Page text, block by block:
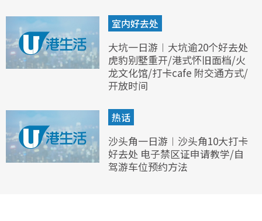
室内好去处
大坑一日游︱大坑逾20个好去处
虎豹别墅重开/港式怀旧面档/火
龙文化馆/打卡cafe 附交通方式/
开放时间
热话
沙头角一日游︱沙头角10大打卡
好去处 电子禁区证申请教学/自
驾游车位预约方法